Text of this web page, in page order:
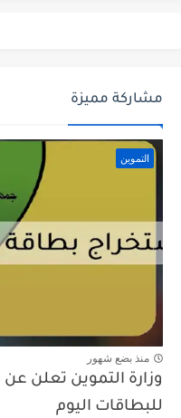
مشاركة مميزة
التموين
منذ بضع شهور
للبطاقات اليوم